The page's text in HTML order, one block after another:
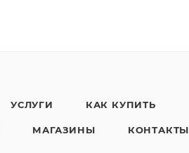
УСЛУГИ КАК КУПИТЬ
МАГАЗИНЫ КОНТАКТЫ